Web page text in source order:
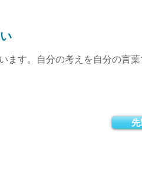
ます。自分の考えを自分の言
先